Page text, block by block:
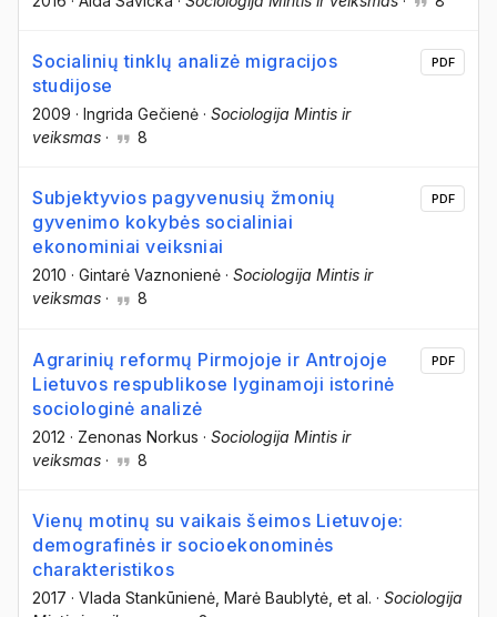
Socialinių tinklų analizė migracijos
studijose
2009 · Ingrida Gečienė · Sociologija Mintis ir
veiksmas · 8
PDF
Subjektyvios pagyvenusių žmonių
gyvenimo kokybės socialiniai
ekonominiai veiksniai
2010 · Gintarė Vaznonienė · Sociologija Mintis ir
veiksmas · 8
PDF
Agrarinių reformų Pirmojoje ir Antrojoje
Lietuvos respublikose lyginamoji istorinė
sociologinė analizė
2012 · Zenonas Norkus · Sociologija Mintis ir
veiksmas · 8
PDF
Vienų motinų su vaikais šeimos Lietuvoje:
demografinės ir socioekonominės
charakteristikos
2017 · Vlada Stankūnienė , Marė Baublytė , et al. · Sociologija